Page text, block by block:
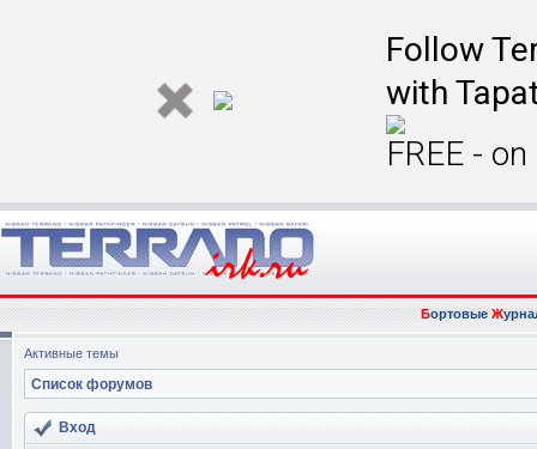
Follow
with
FREE -
БортовыеЖ
Активные темы
Список форумов
Вход